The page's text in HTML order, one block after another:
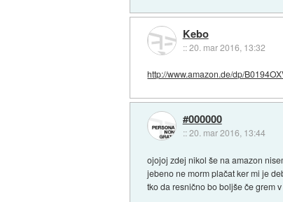
Kebo
::20. mar 2016, 13:32
http://www.amazon.de/dp/
#000000
::20. mar 2016, 13:44
ojojoj zdej nikol še na amazon
jebeno ne morm plačat ker mi je
tko da resnično bo boljše če grem